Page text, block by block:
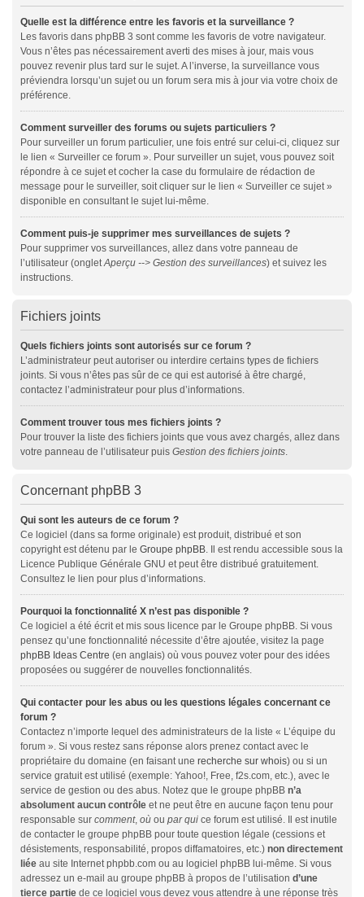
Quelle est la différence entre les favoris et la surveillance ?
Les favoris dans phpBB 3 sont comme les favoris de votre navigateur.
Vous n’êtes pas nécessairement averti des mises à jour, mais vous
pouvez revenir plus tard sur le sujet. A l’inverse, la surveillance vous
préviendra lorsqu’un sujet ou un forum sera mis à jour via votre choix de
préférence.
Comment surveiller des forums ou sujets particuliers ?
Pour surveiller un forum particulier, une fois entré sur celui-ci, cliquez sur
le lien « Surveiller ce forum ». Pour surveiller un sujet, vous pouvez soit
répondre à ce sujet et cocher la case du formulaire de rédaction de
message pour le surveiller, soit cliquer sur le lien « Surveiller ce sujet »
disponible en consultant le sujet lui-même.
Comment puis-je supprimer mes surveillances de sujets ?
Pour supprimer vos surveillances, allez dans votre panneau de
l’utilisateur (ongletAperçu --> Gestion des surveillances) et suivez les
instructions.
Fichiers joints
Quels fichiers joints sont autorisés sur ce forum ?
L’administrateur peut autoriser ou interdire certains types de fichiers
joints. Si vous n’êtes pas sûr de ce qui est autorisé à être chargé,
contactez l’administrateur pour plus d’informations.
Comment trouver tous mes fichiers joints ?
Pour trouver la liste des fichiers joints que vous avez chargés, allez dans
votre panneau de l’utilisateur puis Gestion des fichiers joints.
Concernant phpBB 3
Qui sont les auteurs de ce forum ?
Ce logiciel (dans sa forme originale) est produit, distribué et son
copyright est détenu par le Groupe phpBB. Il est rendu accessible sous la
Licence Publique Générale GNU et peut être distribué gratuitement.
Consultez le lien pour plus d’informations.
Pourquoi la fonctionnalité X n’est pas disponible ?
Ce logiciel a été écrit et mis sous licence par le Groupe phpBB. Si vous
pensez qu’une fonctionnalité nécessite d’être ajoutée, visitez la page
phpBB Ideas Centre (en anglais) où vous pouvez voter pour des idées
proposées ou suggérer de nouvelles fonctionnalités.
Qui contacter pour les abus ou les questions légales concernant ce
forum ?
Contactez n’importe lequel des administrateurs de la liste « L’équipe du
forum ». Si vous restez sans réponse alors prenez contact avec le
propriétaire du domaine (en faisant une recherche sur whois) ou si un
service gratuit est utilisé (exemple: Yahoo!, Free, f2s.com, etc.), avec le
service de gestion ou des abus. Notez que le groupe phpBB n’a
absolument aucun contrôle et ne peut être en aucune façon tenu pour
responsable sur comment, où ou par qui ce forum est utilisé. Il est inutile
de contacter le groupe phpBB pour toute question légale (cessions et
désistements, responsabilité, propos diffamatoires, etc.) non directement
liée au site Internet phpbb.com ou au logiciel phpBB lui-même. Si vous
adressez un e-mail au groupe phpBB à propos de l’utilisation d’une
tierce partie de ce logiciel vous devez vous attendre à une réponse très